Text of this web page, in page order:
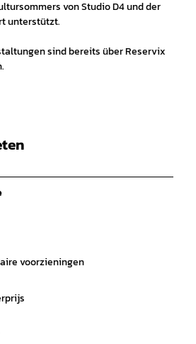
von Studio D4 und der
unterstützt.
sind bereits über Reservix
voorzieningen